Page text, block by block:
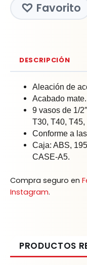
Favorito
DESCRIPCIÓN
Aleación de
Acabado mate.
9 vasos de 1/
T30, T40,
Conforme a
Caja: ABS,
CASE-A5.
Compra seguro en
Instagram.